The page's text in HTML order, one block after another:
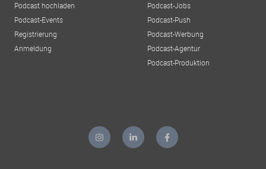
Podcast hochladen
Podcast-Events
Registrierung
Anmeldung
Podcast-Jobs
Podcast-Push
Podcast-Werbung
Podcast-Agentur
Podcast-Produktion